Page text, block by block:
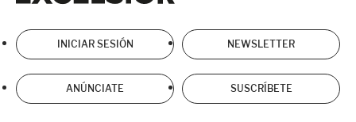
INICIAR SESIÓN NEWSLETTER
ANÚNCIATE SUSCRÍBETE